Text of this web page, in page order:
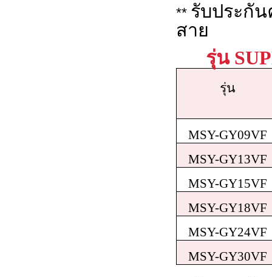
** รับประกัน
สาย
รุ่น
รุ่น
MSY-GY09VF
MSY-GY13VF
MSY-GY15VF
MSY-GY18VF
MSY-GY24VF
MSY-GY30VF